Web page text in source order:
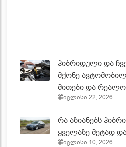
ჰიბრიდული და
მქონე
მითები და
ივლისი 22, 2026
რა აზიანებს
ყველაზე მეტად
ივლისი 10, 2026